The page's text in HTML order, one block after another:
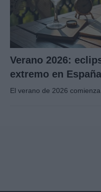
Verano 2026:
extremo en España
El verano de 2026